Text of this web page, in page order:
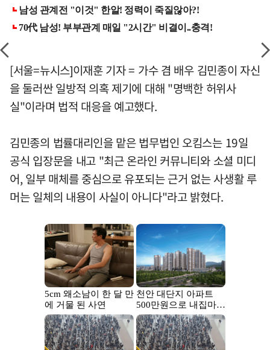
[서울=뉴시스]이재훈 기자 = 가수 겸 배우 김민종이 자신
을 둘러싼 일방적 의혹 제기에 대해 "명백한 허위사
실"이라며 법적 대응을 예고했다.
김민종의 법률대리인을 맡은 법무법인 오킴스는 19일
공식 입장문을 내고 "최근 온라인 커뮤니티와 소셜 미디
어, 일부 매체를 중심으로 유포되는 근거 없는 사생활 루
머는 일체의 내용이 사실이 아니다"라고 밝혔다.